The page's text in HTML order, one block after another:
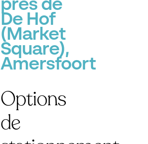
près de
De Hof
(Market
Square),
Amersfoort
Options
de